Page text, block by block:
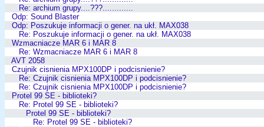
Re: archium grupy....???.............
Odp: Sound Blaster
Odp: Poszukuje informacji o gener. na ukł. MAX038
Re: Poszukuje informacji o gener. na ukł. MAX038
Wzmacniacze MAR 6 i MAR 8
Re: Wzmacniacze MAR 6 i MAR 8
AVT 2058
Czujnik cisnienia MPX100DP i podcisnienie?
Re: Czujnik cisnienia MPX100DP i podcisnienie?
Re: Czujnik cisnienia MPX100DP i podcisnienie?
Protel 99 SE - biblioteki?
Re: Protel 99 SE - biblioteki?
Protel 99 SE - biblioteki?
Re: Protel 99 SE - biblioteki?